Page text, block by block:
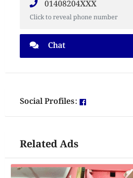
01408204XXX
Click to reveal phone number
Chat
Social Profiles:
Related Ads